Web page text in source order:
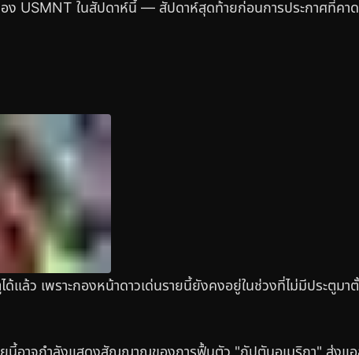
ง USMNT ในสัปดาห์นี้ — สัปดาห์สุดท้ายก่อนการประกาศที่คา
ด้แล้ว เพราะกองหน้าดาวเด่นรายนี้ยังคงอยู่ในช่วงที่ไม่มีประตูมา